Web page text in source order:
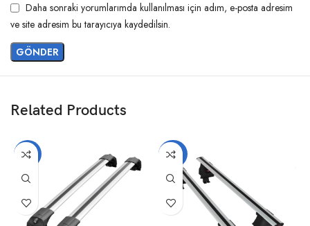
Daha sonraki yorumlarımda kullanılması için adım, e-posta adresim
ve site adresim bu tarayıcıya kaydedilsin.
Related Products
-14% -20%